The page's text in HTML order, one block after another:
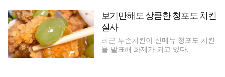
보기만해도 상큼한 청포도 치킨
실사
최근 투존치킨이 신메뉴 청포도 치킨
을 발표해 화제가 되고 있다.